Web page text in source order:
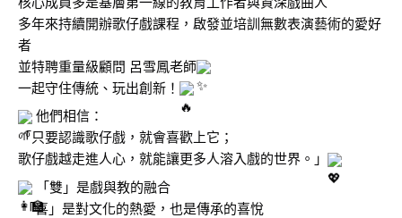
多年來持續開辦歌仔戲課程，啟發並培訓無數表演藝術的愛好
者
並特聘重量級顧問 呂雪鳳老師
一起守住傳統、玩出創新！
他們相信：
「只要認識歌仔戲，就會喜歡上它；
歌仔戲越走進人心，就能讓更多人溶入戲的世界。」
「雙」是戲與教的融合
「喜」是對文化的熱愛，也是傳承的喜悅